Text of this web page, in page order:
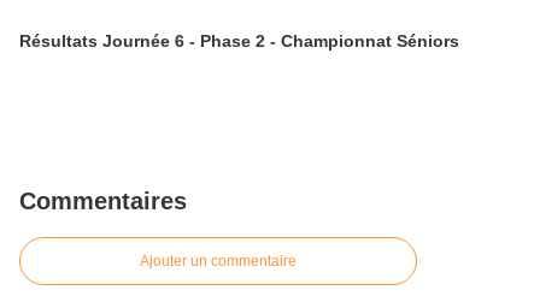
Résultats Journée 6 - Phase 2 - Championnat Séniors
Commentaires
Ajouter un commentaire